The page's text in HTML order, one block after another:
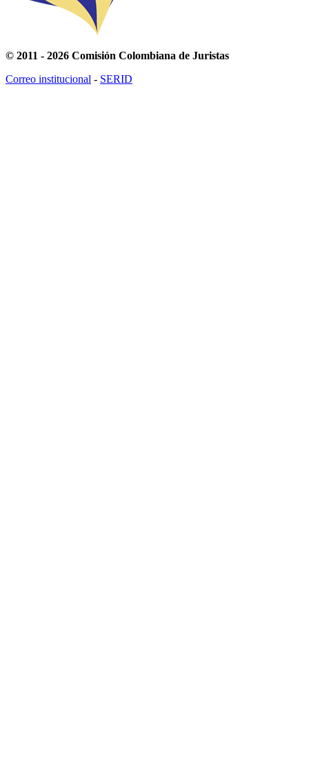
© 2011 - 2026 Comisión Colombiana de Juristas
Correo institucional - SERID